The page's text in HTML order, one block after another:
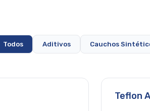
Todos Aditivos Cauchos
Teflon